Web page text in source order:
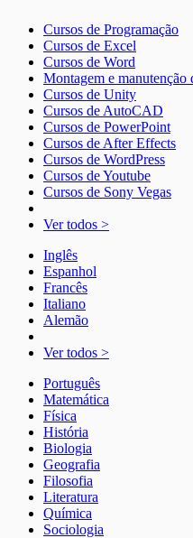
Cursos de Programação
Cursos de Excel
Cursos de Word
Montagem e manutenção
Cursos de Unity
Cursos de AutoCAD
Cursos de PowerPoint
Cursos de After Effects
Cursos de WordPress
Cursos de Youtube
Cursos de Sony Vegas
Ver todos >
Inglês
Espanhol
Francês
Italiano
Alemão
Ver todos >
Português
Matemática
Física
História
Biologia
Geografia
Filosofia
Literatura
Química
Sociologia